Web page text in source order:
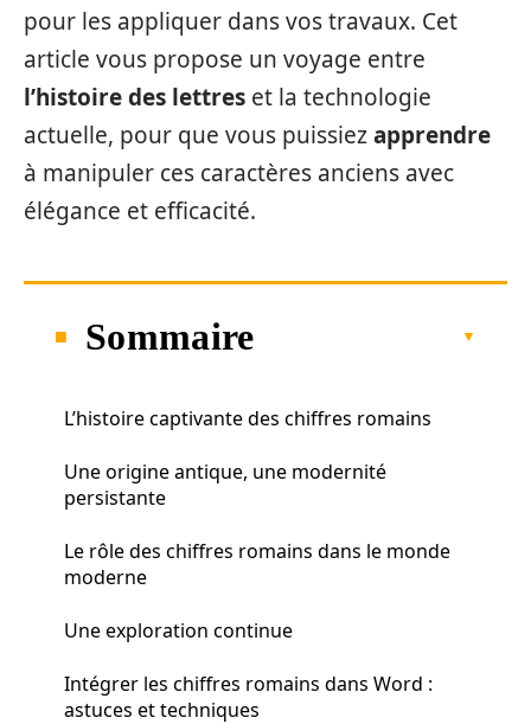
pour les appliquer dans vos travaux. Cet
article vous propose un voyage entre
l’histoire des lettres et la technologie
actuelle, pour que vous puissiezapprendre
à manipuler ces caractères anciens avec
élégance et efficacité.
Sommaire
L’histoire captivante des chiffres romains
Une origine antique, une modernité
persistante
Le rôle des chiffres romains dans le monde
moderne
Une exploration continue
Intégrer les chiffres romains dans Word :
astuces et techniques